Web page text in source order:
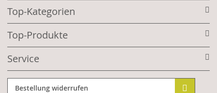
Top-Kategorien
Top-Produkte
Service
Bestellung widerrufen